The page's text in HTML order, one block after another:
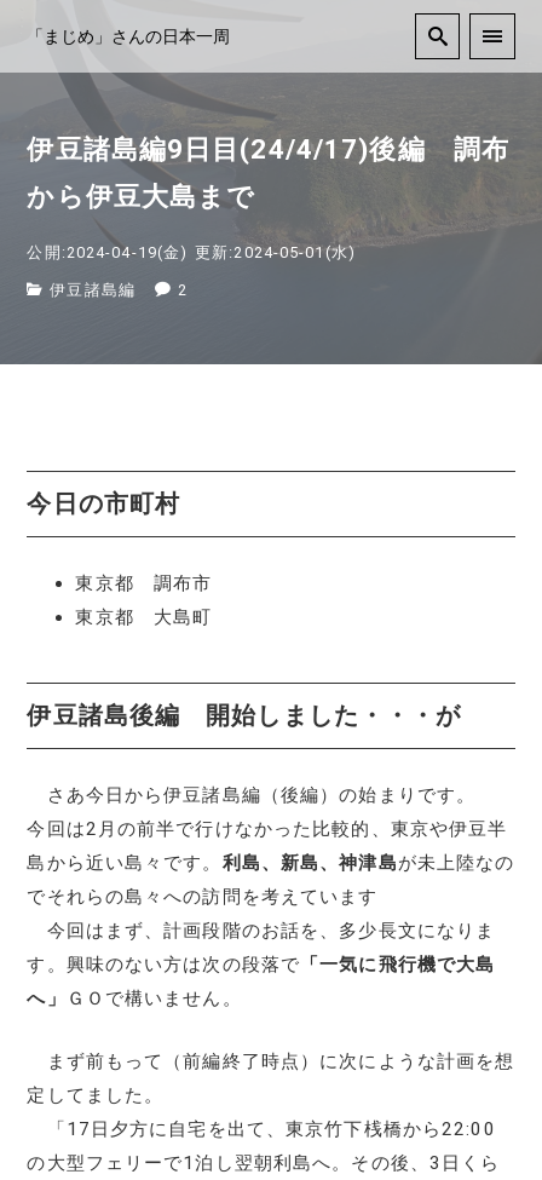
「まじめ」さんの日本一周
伊豆諸島編9日目(24/4/17)後編 調布
から伊豆大島まで
公開:2024-04-19(金) 更新:2024-05-01(水)
伊豆諸島編 2
今日の市町村
東京都 調布市
東京都 大島町
伊豆諸島後編 開始しました・・・が
さあ今日から伊豆諸島編（後編）の始まりです。
今回は2月の前半で行けなかった比較的、東京や伊豆半
島から近い島々です。 利島、新島、神津島が未上陸なの
でそれらの島々への訪問を考えています
今回はまず、計画段階のお話を、多少長文になりま
す。興味のない方は次の段落で 「一気に飛行機で大島
へ」
ＧＯで構いません。
まず前もって（前編終了時点）に次にような計画を想
定してました。
「17日夕方に自宅を出て、東京竹下桟橋から22:00
の大型フェリーで1泊し翌朝利島へ。その後、3日くら